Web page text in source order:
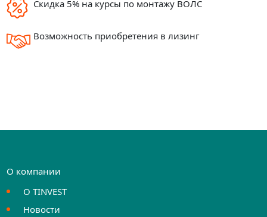
Скидка 5% на курсы по монтажу ВОЛС
Возможность приобретения в лизинг
О компании
О TINVEST
Новости